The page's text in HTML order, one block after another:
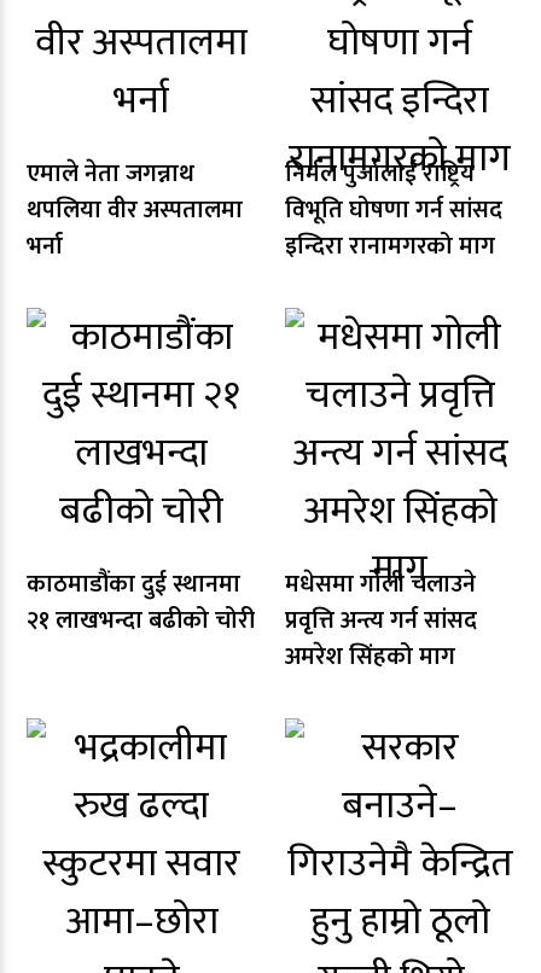
एमाले नेता जगन्नाथ
थपलिया वीर अस्पतालमा
भर्ना
निर्मल पुर्जालाई राष्ट्रिय
विभूति घोषणा गर्न सांसद
इन्दिरा रानामगरको माग
काठमाडौंका दुई स्थानमा
२१ लाखभन्दा बढीको चोरी
मधेसमा गोली चलाउने
प्रवृत्ति अन्त्य गर्न सांसद
अमरेश सिंहको माग